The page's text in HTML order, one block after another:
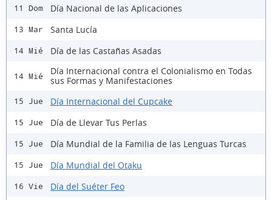
11 Dom Día Nacional de las Aplicaciones
13 Mar Santa Lucía
14 Mié Día de las Castañas Asadas
14 Mié
Día Internacional contra el Colonialismo en Todas
sus Formas y Manifestaciones
15 Jue Día Internacional del Cupcake
15 Jue Día de Llevar Tus Perlas
15 Jue Día Mundial de la Familia de las Lenguas Turcas
15 Jue Día Mundial del Otaku
16 Vie Día del Suéter Feo